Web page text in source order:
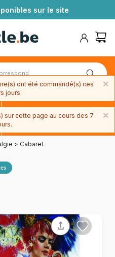
sur le site
Paiement en 4x sans frais
avec Paypal
> Cabaret
×
ont été commandé(s) ces
jours.
×
sur cette page au cours des 7